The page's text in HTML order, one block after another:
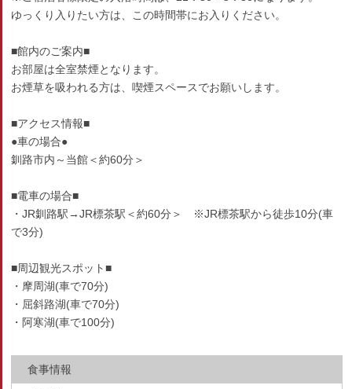
ゆっくり入りたい方は、この時間帯にお入りください。
■館内のご案内■
お部屋は全室禁煙となります。
お煙草を吸われる方は、喫煙スペースでお願いします。
■アクセス情報■
●車の場合●
釧路市内～当館＜約60分＞
■電車の場合■
・JR釧路駅→JR標茶駅＜約60分＞ ※JR標茶駅から徒歩10分(車
で3分)
■周辺観光スポット■
・摩周湖(車で70分)
・屈斜路湖(車で70分)
・阿寒湖(車で100分)
食事情報